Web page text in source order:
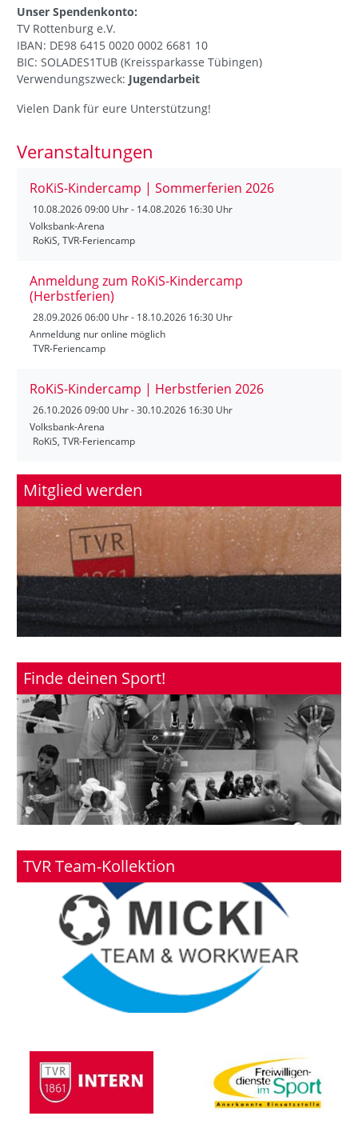
Unser Spendenkonto:
TV Rottenburg e.V.
IBAN: DE98 6415 0020 0002 6681 10
BIC: SOLADES1TUB (Kreissparkasse Tübingen)
Verwendungszweck: Jugendarbeit
Vielen Dank für eure Unterstützung!
Veranstaltungen
RoKiS-Kindercamp | Sommerferien 2026
10.08.202609:00 Uhr - 14.08.2026 16:30 Uhr
Volksbank-Arena
RoKiS, TVR-Feriencamp
Anmeldung zum RoKiS-Kindercamp
(Herbstferien)
28.09.202606:00 Uhr - 18.10.2026 16:30 Uhr
Anmeldung nur online möglich
TVR-Feriencamp
RoKiS-Kindercamp | Herbstferien 2026
26.10.202609:00 Uhr - 30.10.2026 16:30 Uhr
Volksbank-Arena
RoKiS, TVR-Feriencamp
Mitglied werden
Finde deinen Sport!
TVR Team-Kollektion